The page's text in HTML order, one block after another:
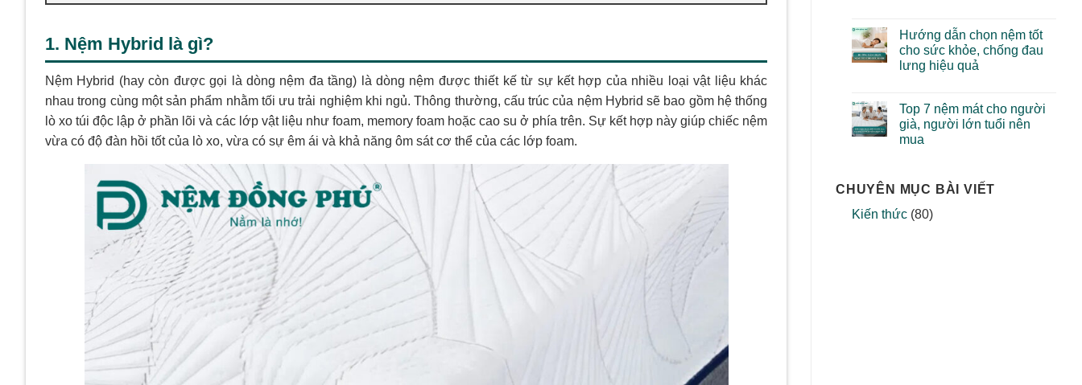
1. Nệm Hybrid là gì?
Nệm Hybrid (hay còn được gọi là dòng nệm đa tầng) là dòng nệm được thiết kế từ sự kết hợp của nhiều loại vật liệu khác
nhau trong cùng một sản phẩm nhằm tối ưu trải nghiệm khi ngủ. Thông thường, cấu trúc của nệm Hybrid sẽ bao gồm hệ thống
lò xo túi độc lập ở phần lõi và các lớp vật liệu như foam, memory foam hoặc cao su ở phía trên. Sự kết hợp này giúp chiếc nệm
vừa có độ đàn hồi tốt của lò xo, vừa có sự êm ái và khả năng ôm sát cơ thể của các lớp foam.
Hướng dẫn chọn nệm tốt
cho sức khỏe, chống đau
lưng hiệu quả
Top 7 nệm mát cho người
già, người lớn tuổi nên
mua
CHUYÊN MỤC BÀI VIẾT
Kiến thức (80)